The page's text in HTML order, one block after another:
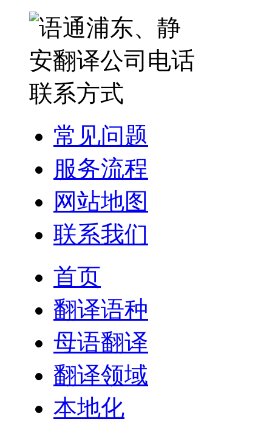
常见问题
服务流程
网站地图
联系我们
首页
翻译语种
母语翻译
翻译领域
本地化